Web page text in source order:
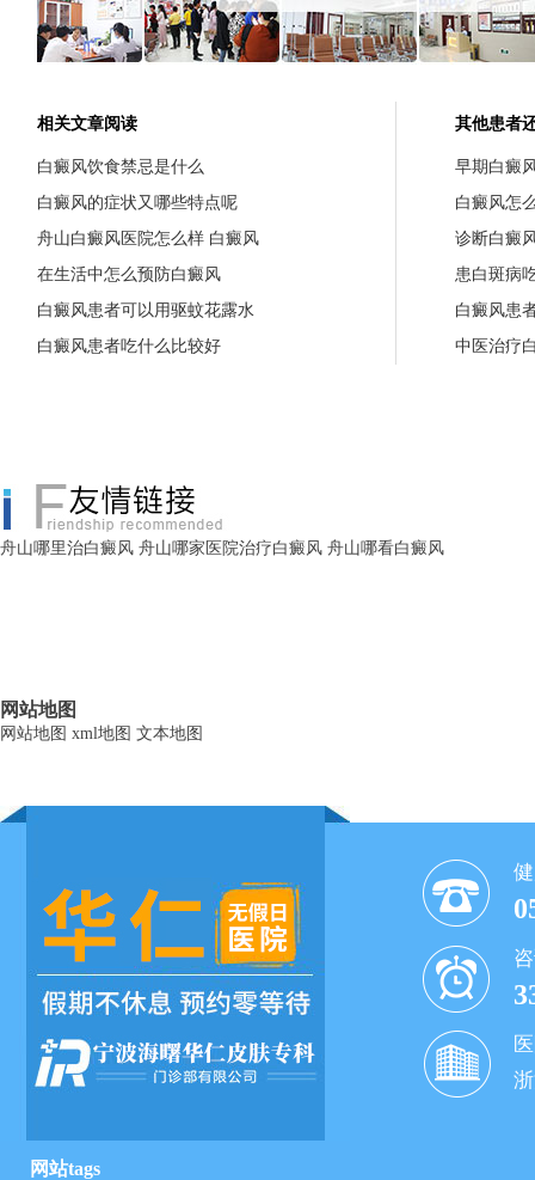
相关文章阅读
白癜风饮食禁忌是什么
白癜风的症状又哪些特点呢
舟山白癜风医院怎么样 白癜风
在生活中怎么预防白癜风
白癜风患者可以用驱蚊花露水
白癜风患者吃什么比较好
其他患者
早期白癜
白癜风怎
诊断白癜
患白斑病
白癜风患
中医治疗
舟山哪里治白癜风 舟山哪家医院治疗白癜风 舟山哪看白癜风
网站地图
网站地图 xml地图 文本地图
网站tags